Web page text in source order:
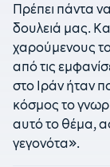
Πρέπει πάντα
δουλειά μας.
χαρούμενους
από τις
στο Ιράν ήταν
κόσμος το
αυτό το θέμα,
γεγονότα».